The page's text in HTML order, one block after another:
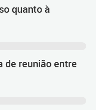
quanto à
de reunião entre